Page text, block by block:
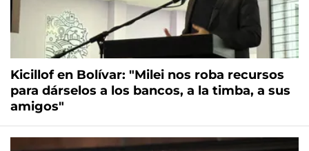
Kicillof en Bolívar: "Milei nos roba recursos
para dárselos a los bancos, a la timba, a sus
amigos"